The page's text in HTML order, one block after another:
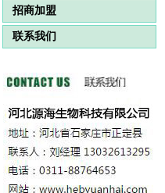
招商加盟
联系我们